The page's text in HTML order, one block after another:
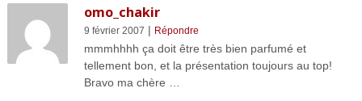
omo_chakir
9 février 2007 | Répondre
mmmhhhh ça doit être très bien parfumé et
tellement bon, et la présentation toujours au top!
Bravo ma chère …